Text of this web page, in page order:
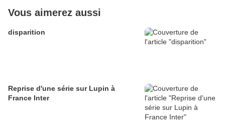
Vous aimerez aussi
disparition
Reprise d'une série sur Lupin à
France Inter